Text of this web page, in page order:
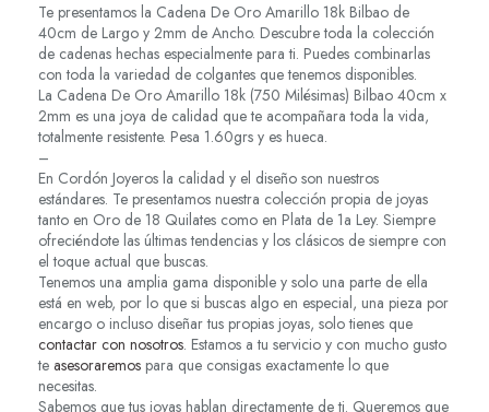
Te presentamos la Cadena De Oro Amarillo 18k Bilbao de
40cm de Largo y 2mm de Ancho. Descubre toda la colección
de cadenas hechas especialmente para ti. Puedes combinarlas
con toda la variedad de colgantes que tenemos disponibles.
La Cadena De Oro Amarillo 18k (750 Milésimas) Bilbao 40cm x
2mm es una joya de calidad que te acompañara toda la vida,
totalmente resistente. Pesa 1.60grs y es hueca.
–
En Cordón Joyeros la calidad y el diseño son nuestros
estándares. Te presentamos nuestra colección propia de joyas
tanto en Oro de 18 Quilates como en Plata de 1a Ley. Siempre
ofreciéndote las últimas tendencias y los clásicos de siempre con
el toque actual que buscas.
Tenemos una amplia gama disponible y solo una parte de ella
está en web, por lo que si buscas algo en especial, una pieza por
encargo o incluso diseñar tus propias joyas, solo tienes que
contactar con nosotros. Estamos a tu servicio y con mucho gusto
te asesoraremos para que consigas exactamente lo que
necesitas.
Sabemos que tus joyas hablan directamente de ti. Queremos que